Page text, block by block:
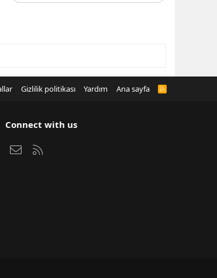
Gizlilik politikası Yardım Ana sayfa
R
Connect with us
Bize ulaşın